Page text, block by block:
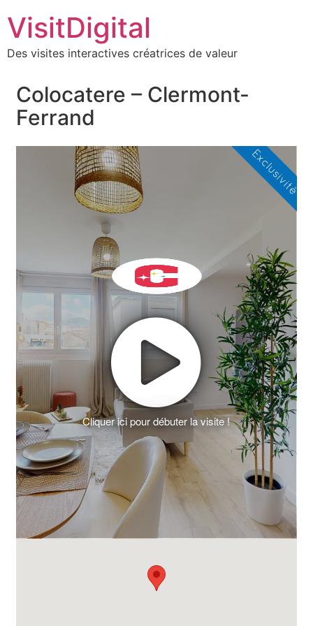
VisitDigital
Des visites interactives créatrices de valeur
Colocatere – Clermont-
Ferrand
Cliquer ici pour débuter la visite !